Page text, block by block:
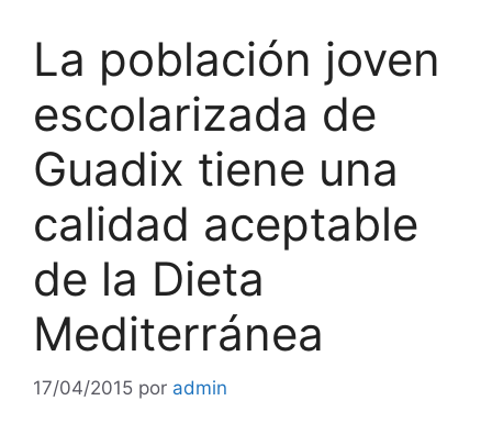
La población joven
escolarizada de
Guadix tiene una
calidad aceptable
de la Dieta
Mediterránea
17/04/2015 por admin